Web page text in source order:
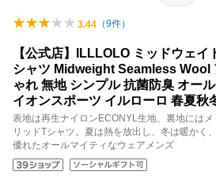
3.44 （9件）
【公式店】ILLLOLO ミッドウェイ
シャツ Midweight Seamless Wool
ゃれ 無地 シンプル 抗菌防臭 オー
イオンスポーツ イルローロ 春夏秋
表地は再生ナイロンECONYL生地、裏地には
リッドTシャツ。夏は熱を放出し、冬は暖かく
優れたオールマイティなウェアメンズ